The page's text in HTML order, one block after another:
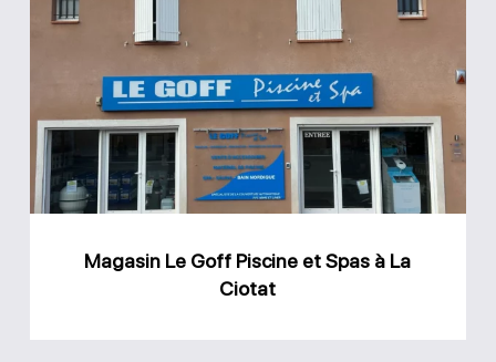
Piscine
et
Spas
à
Ciotat
Magasin Le Goff Piscine et Spas à La
Ciotat